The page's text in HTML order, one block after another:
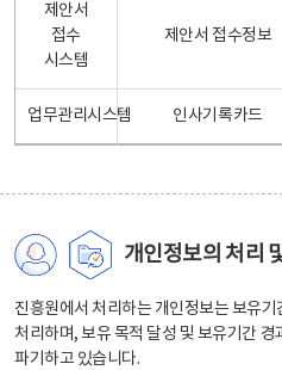
제안서
접수
시스템
제안서 접수정보
업무관리시스템 인사기록카드
개인정보의 처리
진흥원에서 처리하는 개인정보는 보유
처리하며, 보유 목적 달성 및 보유기간
파기하고 있습니다.